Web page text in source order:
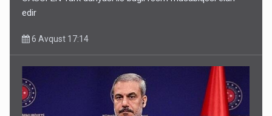
edir
6 Avqust 17:14